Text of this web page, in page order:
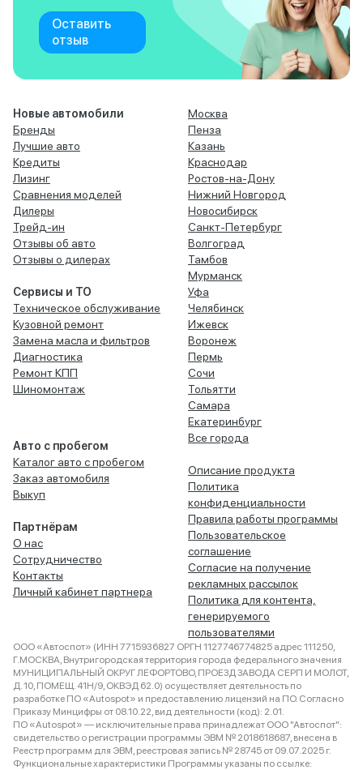
Оставить
отзыв
Новые автомобили
Бренды
Лучшие авто
Кредиты
Лизинг
Сравнения моделей
Дилеры
Трейд-ин
Отзывы об авто
Отзывы о дилерах
Сервисы и ТО
Техническое обслуживание
Кузовной ремонт
Замена масла и фильтров
Диагностика
Ремонт КПП
Шиномонтаж
Авто с пробегом
Каталог авто с пробегом
Заказ автомобиля
Выкуп
Партнёрам
О нас
Сотрудничество
Контакты
Личный кабинет партнера
Москва
Пенза
Казань
Краснодар
Ростов-на-Дону
Нижний Новгород
Новосибирск
Санкт-Петербург
Волгоград
Тамбов
Мурманск
Уфа
Челябинск
Ижевск
Воронеж
Пермь
Сочи
Тольятти
Самара
Екатеринбург
Все города
Описание продукта
Политика
конфиденциальности
Правила работы программы
Пользовательское
соглашение
Согласие на получение
рекламных рассылок
Политика для контента,
генерируемого
пользователями
ООО «Автоспот» (ИНН 7715936827 ОРГН 1127746774825 адрес 111250,
Г.МОСКВА, Внутригородская территория города федерального значения
МУНИЦИПАЛЬНЫЙ ОКРУГ ЛЕФОРТОВО, ПРОЕЗД ЗАВОДА СЕРП И МОЛОТ,
Д. 10, ПОМЕЩ. 41Н/9, ОКВЭД 62.0) осуществляет деятельность по
разработке ПО «Autospot» и предоставлению лицензий на ПО. Согласно
Приказу Минцифры от 08.10.22, вид деятельности (код): 2.01.
ПО «Autospot» — исключительные права принадлежат ООО "Автоспот":
свидетельство о регистрации программы ЭВМ № 2018618687, внесена в
Реестр программ для ЭВМ, реестровая запись № 28745 от 09.07.2025 г.
Функциональные характеристики Программы указаны по ссылке: